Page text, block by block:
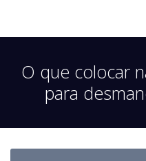
O que colocar
para